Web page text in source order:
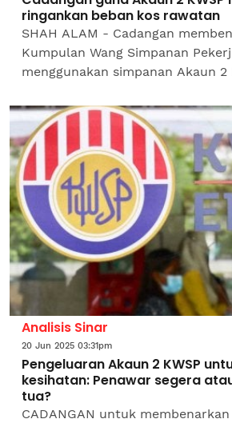
ringankan beban kos rawatan
SHAH ALAM - Cadangan
Kumpulan Wang Simpanan
menggunakan simpanan Akaun 2
orang ramai.Pengerusi...
Analisis Sinar
20 Jun 2025 03:31pm
Pengeluaran Akaun 2 KWSP
kesihatan: Penawar segera
tua?
CADANGAN untuk